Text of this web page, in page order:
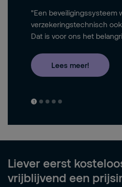
"Een beveiligingssysteem
verzekeringstechnisch
Dat is voor ons het
Lees meer!
1
Liever eerst
vrijblijvend een